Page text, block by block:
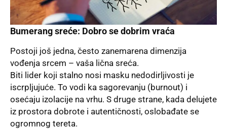
Bumerang sreće: Dobro se dobrim vraća
Postoji još jedna, često zanemarena dimenzija
vođenja srcem – vaša lična sreća.
Biti lider koji stalno nosi masku nedodirljivosti je
iscrpljujuće. To vodi ka sagorevanju (burnout) i
osećaju izolacije na vrhu. S druge strane, kada delujete
iz prostora dobrote i autentičnosti, oslobađate se
ogromnog tereta.